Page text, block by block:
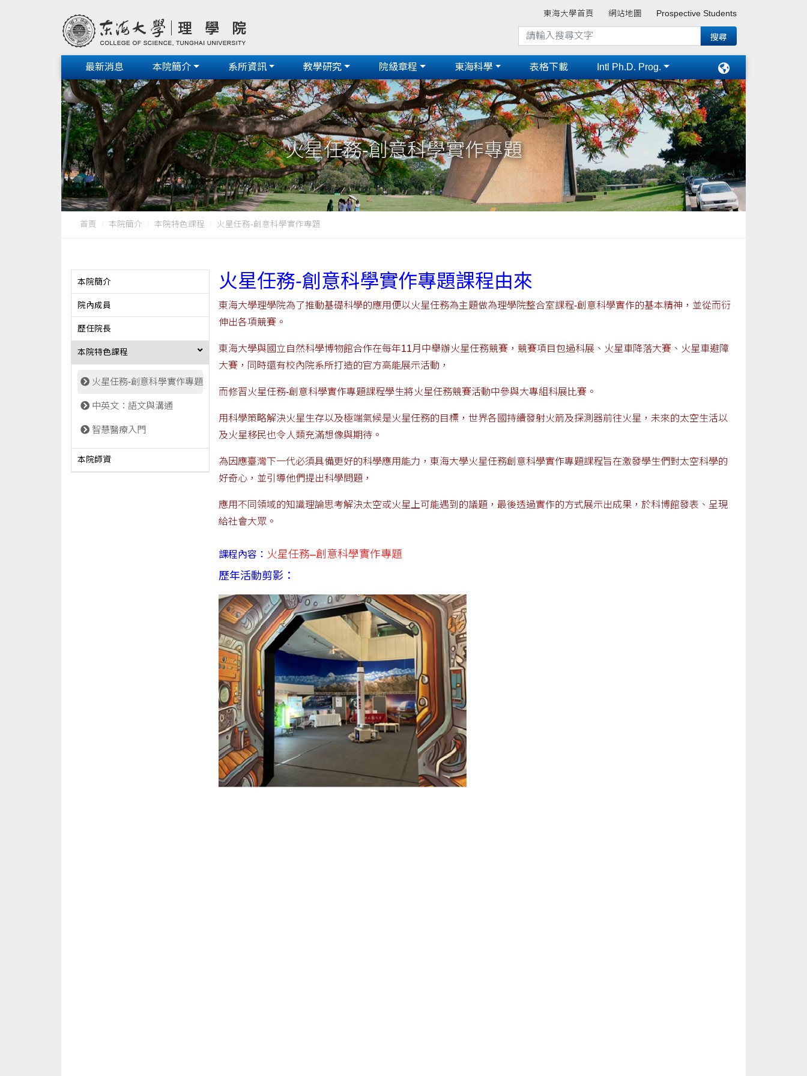
東海大學首頁 網站地圖 Prospective Students
最新消息 本院簡介 系所資訊 教學研究 院級章程 東海科學 表格下載 Intl Ph.D. Prog.
火星任務-創意科學實作專題
首頁 本院簡介 本院特色課程 火星任務-創意科學實作專題
本院簡介
院內成員
歷任院長
本院特色課程
火星任務-創意科學實作專題
中英文：語文與溝通
智慧醫療入門
本院師資
火星任務-創意科學實作專題課程由來
東海大學理學院為了推動基礎科學的應用便以火星任務為主題做為理學院整合室課程-創意科學實作的基本精神，並從而衍
伸出各項競賽。
東海大學與國立自然科學博物館合作在每年11月中舉辦火星任務競賽，競賽項目包過科展、火星車降落大賽、火星車避障
大賽，同時還有校內院系所打造的官方高能展示活動，
而修習火星任務-創意科學實作專題課程學生將火星任務競賽活動中參與大專組科展比賽。
用科學策略解決火星生存以及極端氣候是火星任務的目標，世界各國持續發射火箭及探測器前往火星，未來的太空生活以
及火星移民也令人類充滿想像與期待。
為因應臺灣下一代必須具備更好的科學應用能力，東海大學火星任務創意科學實作專題課程旨在激發學生們對太空科學的
好奇心，並引導他們提出科學問題，
應用不同領域的知識理論思考解決太空或火星上可能遇到的議題，最後透過實作的方式展示出成果，於科博館發表、呈現
給社會大眾。
課程內容： 火星任務–創意科學實作專題
歷年活動剪影：